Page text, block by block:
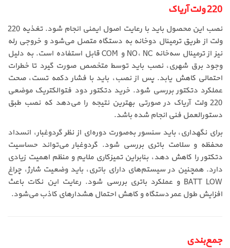
220 ولت آریاک
نصب این محصول باید با رعایت اصول ایمنی انجام شود. تغذیه 220
ولت از طریق ترمینال دوخانه به دستگاه متصل می‌شود و خروجی رله
نیز از ترمینال سه‌خانه NO، NC و COM قابل استفاده است. به دلیل
وجود برق شهری، نصب باید توسط متخصص صورت گیرد تا خطرات
احتمالی کاهش یابد. پس از نصب، باید با فشار دکمه تست، صحت
عملکرد دتکتور بررسی شود. خرید دتکتور دود فتوالکتریک موضعی
220 ولت آریاک در صورتی بهترین نتیجه را می‌دهد که نصب طبق
دستورالعمل فنی انجام شده باشد.
برای نگهداری، باید سنسور به‌صورت دوره‌ای از نظر گردوغبار، انسداد
محفظه و سلامت باتری بررسی شود. گردوغبار می‌تواند حساسیت
دتکتور را کاهش دهد، بنابراین تمیزکاری ملایم و منظم اهمیت زیادی
دارد. همچنین در سیستم‌های دارای باتری، باید وضعیت شارژ، چراغ
BATT LOW و عملکرد باتری بررسی شود. رعایت این نکات باعث
افزایش طول عمر دستگاه و کاهش احتمال هشدارهای کاذب می‌شود.
جمع‌بندی